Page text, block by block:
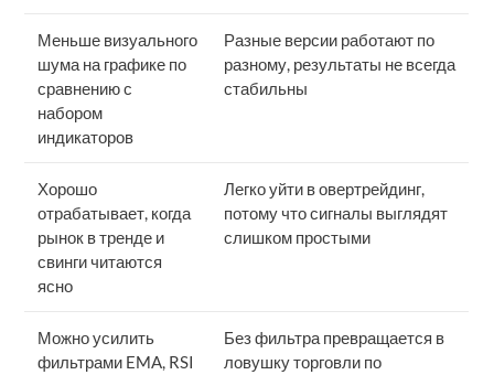
Меньше визуального
шума на графике по
сравнению с
набором
индикаторов
Разные версии работают по
разному, результаты не всегда
стабильны
Хорошо
отрабатывает, когда
рынок в тренде и
свинги читаются
ясно
Легко уйти в овертрейдинг,
потому что сигналы выглядят
слишком простыми
Можно усилить
фильтрами EMA, RSI
Без фильтра превращается в
ловушку торговли по